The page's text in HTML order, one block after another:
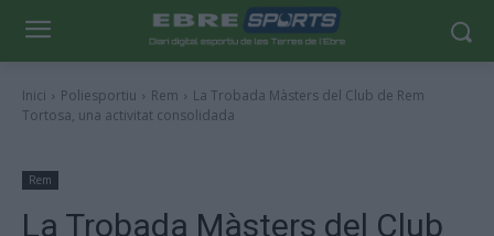
Inici Poliesportiu Rem
La Trobada Màsters del Club de Rem
Tortosa, una activitat consolidada
Rem
La Trobada Màsters del Club